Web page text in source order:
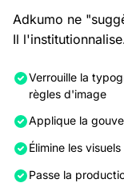
Adkumo ne
Il
Verrouille la
règles d'image
Applique la
Élimine les
Passe la